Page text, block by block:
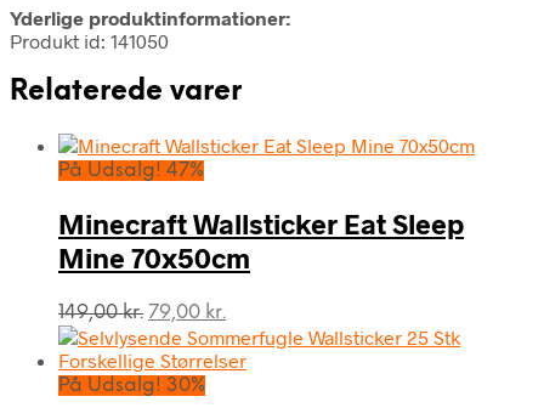
Yderlige produktinformationer:
Produkt id: 141050
Relaterede varer
På Udsalg! 47%
Minecraft Wallsticker Eat Sleep
Mine 70x50cm
149,00kr. Den
oprindelige
pris
var:
79,00 kr.
aktuelle
pris
På Udsalg! 30%